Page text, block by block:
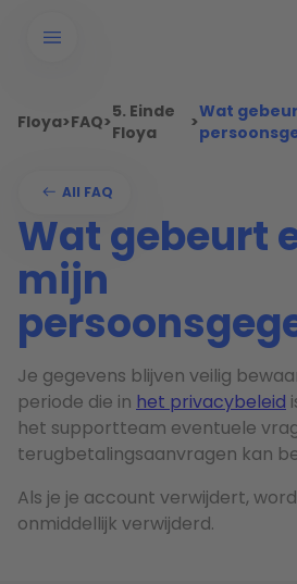
Floya>FAQ>5. Einde
Floya
>Wat
All FAQ
Wat gebeurt
mijn
Je gegevens blijven veilig
periode die in het privacybeleid
het supportteam eventuele
terugbetalingsaanvragen kan
Als je je account verwijdert,
onmiddellijk verwijderd.